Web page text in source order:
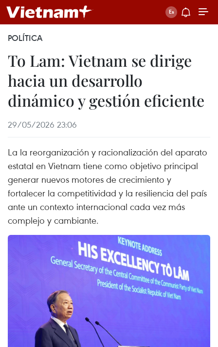
POLÍTICA
To Lam: Vietnam se dirige
hacia un desarrollo
dinámico y gestión eficiente
29/05/2026 23:06
La la reorganización y racionalización del aparato
estatal en Vietnam tiene como objetivo principal
generar nuevos motores de crecimiento y
fortalecer la competitividad y la resiliencia del país
ante un contexto internacional cada vez más
complejo y cambiante.